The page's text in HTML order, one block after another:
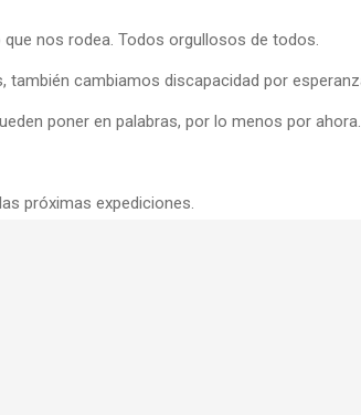
nos rodea. Todos orgullosos de todos.
cambiamos discapacidad por
poner en palabras, por lo menos por ahora.
próximas expediciones.